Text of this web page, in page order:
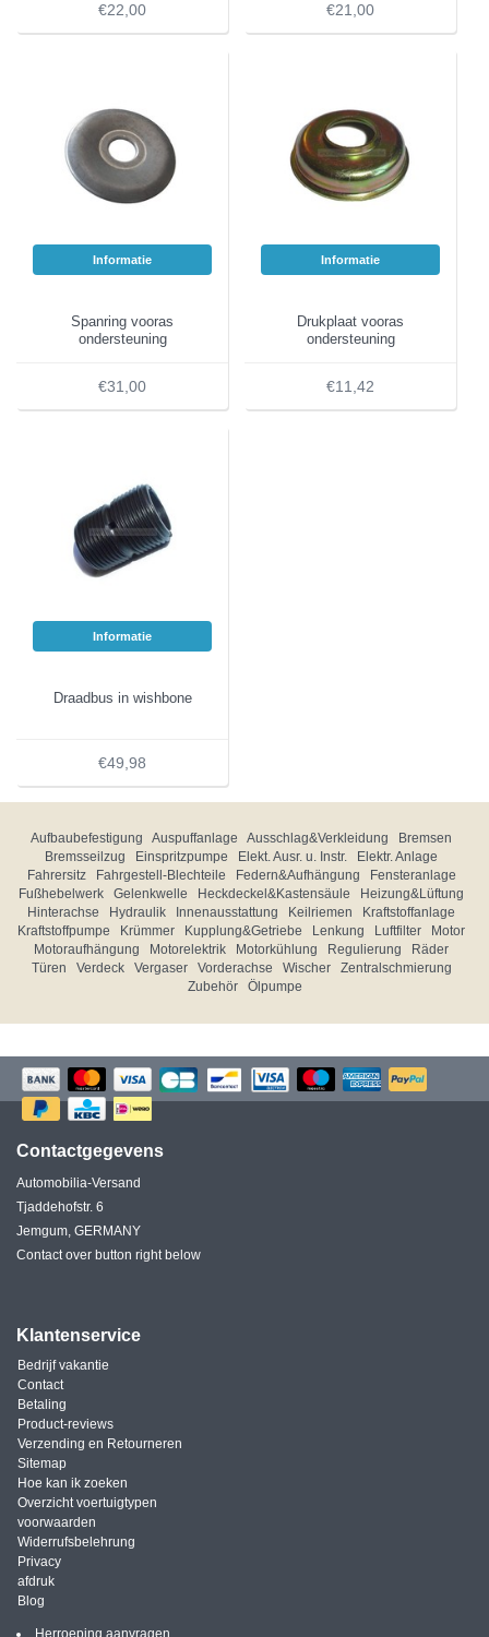
€22,00 €21,00
Informatie
Spanring vooras
ondersteuning
€31,00
Informatie
Drukplaat vooras
ondersteuning
€11,42
Informatie
Draadbus in wishbone
€49,98
Aufbaubefestigung Auspuffanlage Ausschlag&Verkleidung
Bremsen
Bremsseilzug
Einspritzpumpe Elekt. Ausr. u. Instr.
Elektr. Anlage
Fahrersitz
Fahrgestell-Blechteile Federn&Aufhängung
Fensteranlage
Fußhebelwerk
Gelenkwelle Heckdeckel&Kastensäule
Heizung&Lüftung
Hinterachse
Hydraulik Innenausstattung Keilriemen
Kraftstoffanlage
Kraftstoffpumpe
Krümmer Kupplung&Getriebe Lenkung Luftfilter
Motor
Motoraufhängung
Motorelektrik Motorkühlung Regulierung
Räder
Türen
Verdeck Vergaser Vorderachse Wischer
Zentralschmierung
Zubehör
Ölpumpe
Contactgegevens
Automobilia-Versand
Tjaddehofstr. 6
Jemgum, GERMANY
Contact over button right below
Klantenservice
Bedrijf vakantie
Contact
Betaling
Product-reviews
Verzending en Retourneren
Sitemap
Hoe kan ik zoeken
Overzicht voertuigtypen
voorwaarden
Widerrufsbelehrung
Privacy
afdruk
Blog
Herroeping aanvragen